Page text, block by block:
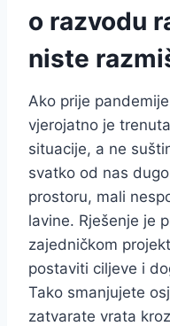
o razvodu
niste
Ako prije
vjerojatno je
situacije, a ne
svatko od nas
prostoru, mali
lavine. Rješenje je
zajedničkom
postaviti ciljeve i
Tako smanjujete
zatvarate vrata